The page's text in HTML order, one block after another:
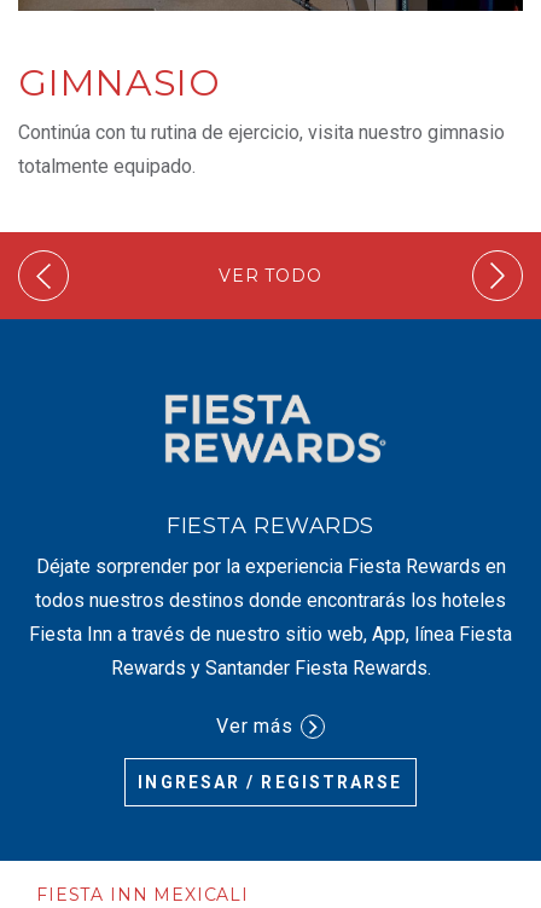
GIMNASIO
Continúa con tu rutina de ejercicio, visita nuestro gimnasio
totalmente equipado.
VER TODO
FIESTA REWARDS
Déjate sorprender por la experiencia Fiesta Rewards en
todos nuestros destinos donde encontrarás los hoteles
Fiesta Inn a través de nuestro sitio web, App, línea Fiesta
Rewards y Santander Fiesta Rewards.
Ver más
INGRESAR / REGISTRARSE
FIESTA INN MEXICALI